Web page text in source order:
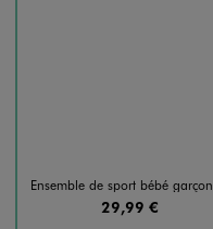
Ensemble de sport bébé garçon tee-shirt et short - Adidas
29,99 €